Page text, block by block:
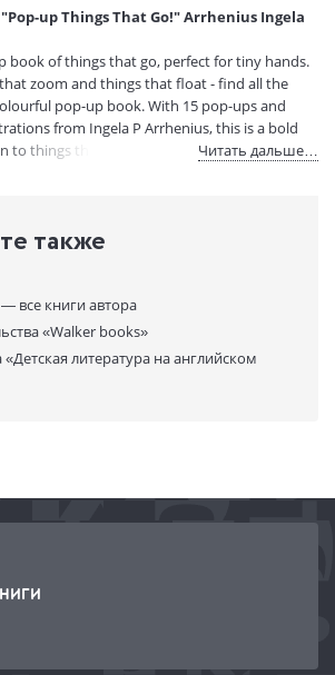
50054438
13998512
9781406365108
03.12.2021
up Things That Go!" Arrhenius Ingela
book of things that go, perfect for tiny hands.
zoom and things that float - find all the
pop-up book. With 15 pop-ups and
from Ingela P Arrhenius, this is a bold
things that go.
Читать дальше…
также
— все книги автора
«Walker books»
«Детская литература на английском